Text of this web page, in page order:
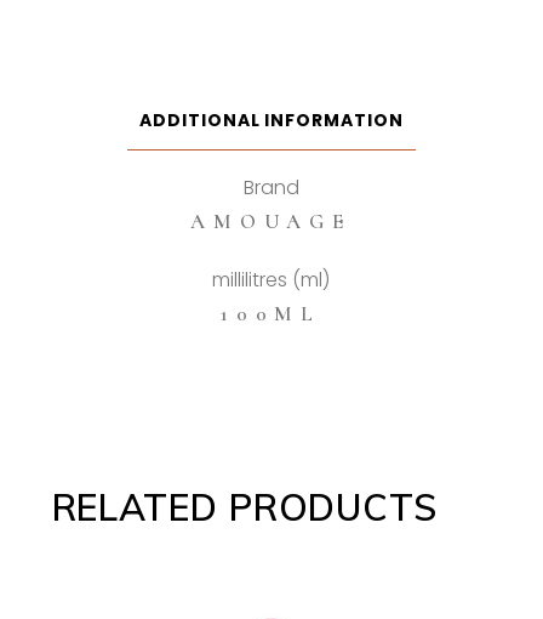
ADDITIONAL INFORMATION
Brand
AMOUAGE
millilitres (ml)
100ML
RELATED PRODUCTS